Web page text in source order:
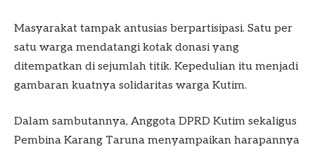
Masyarakat tampak antusias berpartisipasi. Satu per
satu warga mendatangi kotak donasi yang
ditempatkan di sejumlah titik. Kepedulian itu menjadi
gambaran kuatnya solidaritas warga Kutim.
Dalam sambutannya, Anggota DPRD Kutim sekaligus
Pembina Karang Taruna menyampaikan harapannya